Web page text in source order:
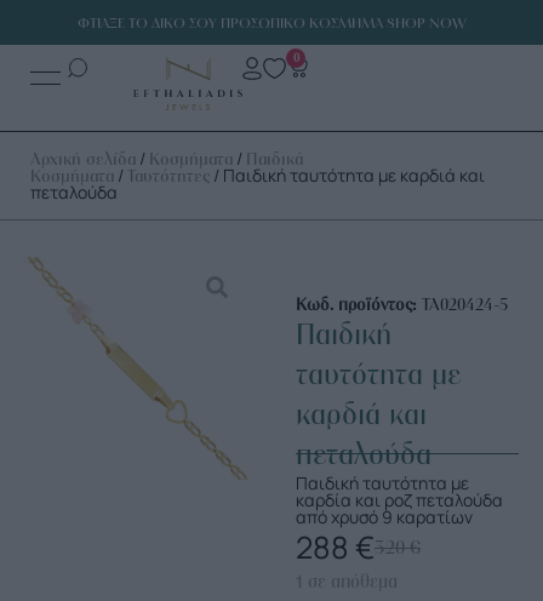
ΦΤΙΑΞΕ ΤΟ ΔΙΚΟ ΣΟΥ ΠΡΟΣΩΠΙΚΟ ΚΟΣΜΗΜΑ SHOP NOW
0
Αρχική σελίδα / Κοσμήματα / Παιδικά
Κοσμήματα / Ταυτότητες / Παιδική ταυτότητα με καρδιά και
πεταλούδα
Κωδ. προϊόντος: ΤΑ020424-5
Παιδική
ταυτότητα με
καρδιά και
πεταλούδα
Παιδική ταυτότητα με
καρδία και ροζ πεταλούδα
από χρυσό 9 καρατίων
320€
288 €
1 σε απόθεμα